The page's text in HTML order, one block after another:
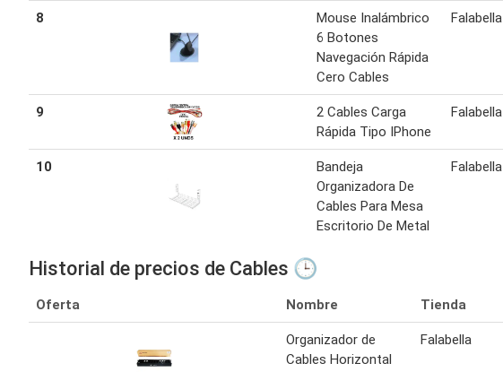
8
Mouse Inalámbrico
6 Botones
Navegación Rápida
Cero Cables
Falabella
9
2 Cables Carga
Rápida Tipo IPhone
Falabella
10
Bandeja
Organizadora De
Cables Para Mesa
Escritorio De Metal
Falabella
Historial de precios de Cables 🕒
Oferta Nombre Tienda
Organizador de
Cables Horizontal
Falabella